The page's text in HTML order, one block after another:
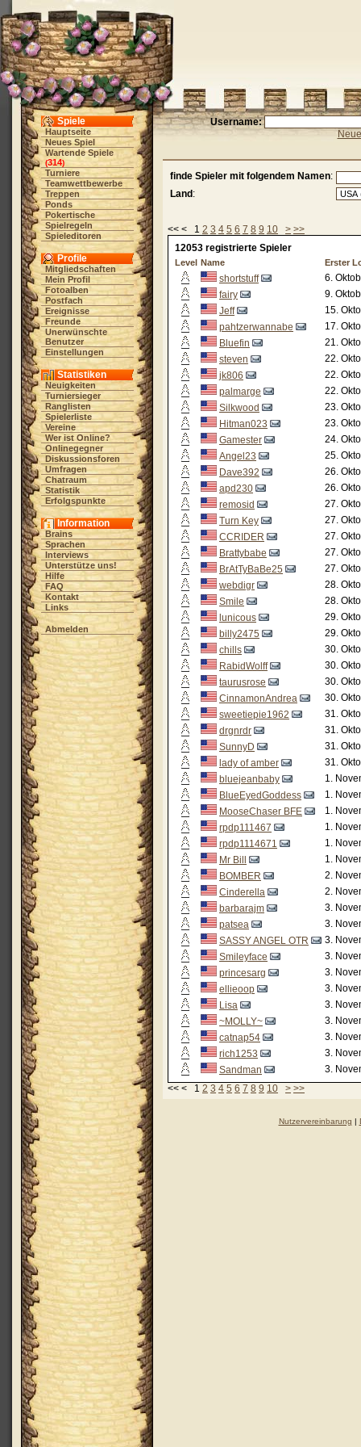
Spiele
Hauptseite
Neues Spiel
Wartende Spiele
(314)
Turniere
Teamwettbewerbe
Treppen
Ponds
Pokertische
Spielregeln
Spieleditoren
Profile
Mitgliedschaften
Mein Profil
Fotoalben
Postfach
Ereignisse
Freunde
Unerwünschte
Benutzer
Einstellungen
Statistiken
Neuigkeiten
Turniersieger
Ranglisten
Spielerliste
Vereine
Wer ist Online?
Onlinegegner
Diskussionsforen
Umfragen
Chatraum
Statistik
Erfolgspunkte
Information
Brains
Sprachen
Interviews
Unterstütze uns!
Hilfe
FAQ
Kontakt
Links
Abmelden
Username:
finde Spieler mit folgendem Namen:
Land :
<< < 1 2 3 4 5 6 7 8 9 10 > >>
12053 registrierte Spieler
Level Name Erster
shortstuff
6.
fairy
9.
Jeff
15.
pahtzerwannabe
17.
Bluefin
21.
steven
22.
jk806
22.
palmarge
22.
Silkwood
23.
Hitman023
23.
Gamester
24.
Angel23
25.
Dave392
26.
apd230
26.
remosid
27.
Turn Key
27.
CCRIDER
27.
Brattybabe
27.
BrAtTyBaBe25
27.
webdigr
28.
Smile
28.
lunicous
29.
billy2475
29.
chills
30.
RabidWolff
30.
taurusrose
30.
CinnamonAndrea
30.
sweetiepie1962
31.
drgnrdr
31.
SunnyD
31.
lady of amber
31.
bluejeanbaby
1.
BlueEyedGoddess
1.
MooseChaser BFE
1.
rpdp111467
1.
rpdp1114671
1.
Mr Bill
1.
BOMBER
2.
Cinderella
2.
barbarajm
3.
patsea
3.
SASSY ANGEL OTR
3.
Smileyface
3.
princesarg
3.
ellieoop
3.
Lisa
3.
~MOLLY~
3.
catnap54
3.
rich1253
3.
Sandman
3.
<< < 1 2 3 4 5 6 7 8 9 10 > >>
Nutzervereinbarung |